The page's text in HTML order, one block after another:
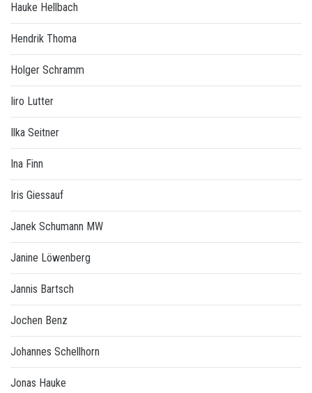
Hauke Hellbach
Hendrik Thoma
Holger Schramm
Iiro Lutter
Ilka Seitner
Ina Finn
Iris Giessauf
Janek Schumann MW
Janine Löwenberg
Jannis Bartsch
Jochen Benz
Johannes Schellhorn
Jonas Hauke